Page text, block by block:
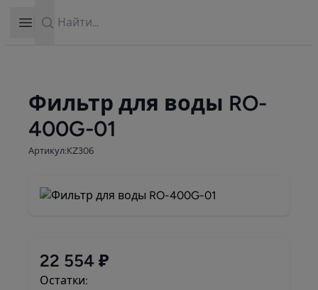
Open sidebar
Фильтр для воды RO-
400G-01
Артикул:KZ306
22 554 ₽
Остатки: